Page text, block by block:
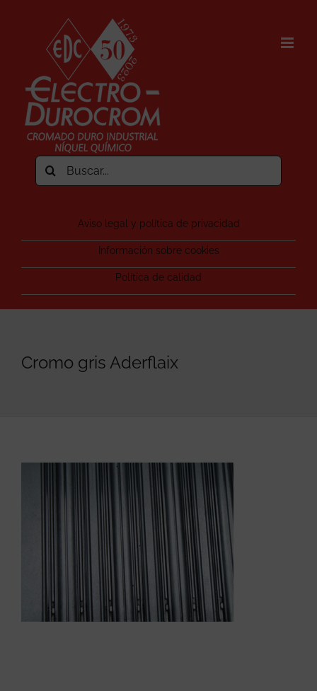
Buscar:
Aviso legal y política de privacidad
Información sobre cookies
Política de calidad
Cromo gris Aderflaix